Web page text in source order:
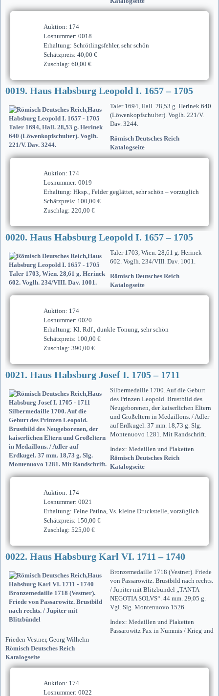
Auktion: 174
Losnummer: 0018
Erhaltung: Schrötlingsfehler, sehr schön
Schätzpreis: 40,00 €
Zuschlag: 60,00 €
0019. Haus Habsburg Leopold I. 1657 – 1705
Taler 1694, Hall. 28,53 g. Herinek 640
(Löwenkopfschulter). Voglh. 221/V.
Dav. 3244.
Römisch Deutsches Reich
Katalogseite
Auktion: 174
Losnummer: 0019
Erhaltung: Hksp., Felder geglättet, sehr schön – vorzüglich
Schätzpreis: 100,00 €
Zuschlag: 220,00 €
0020. Haus Habsburg Leopold I. 1657 – 1705
Taler 1703, Wien. 28,61 g. Herinek
602. Voglh. 234/VIII. Dav. 1001.
Römisch Deutsches Reich
Katalogseite
Auktion: 174
Losnummer: 0020
Erhaltung: Kl. Rdf., dunkle Tönung, sehr schön
Schätzpreis: 100,00 €
Zuschlag: 390,00 €
0021. Haus Habsburg Josef I. 1705 – 1711
Silbermedaille 1700. Auf die Geburt
des Prinzen Leopold. Brustbild des
Neugeborenen, der kaiserlichen Eltern
und Großeltern in Medaillons. / Adler
auf Erdkugel. 37 mm. 18,73 g. Slg.
Montenuovo 1281. Mit Randschrift.
Index: Medaillen und Plaketten
Römisch Deutsches Reich
Katalogseite
Auktion: 174
Losnummer: 0021
Erhaltung: Feine Patina, Vs. kleine Druckstelle, vorzüglich
Schätzpreis: 150,00 €
Zuschlag: 525,00 €
0022. Haus Habsburg Karl VI. 1711 – 1740
Bronzemedaille 1718 (Vestner). Friede
von Passarowitz. Brustbild nach rechts.
/ Jupiter mit Blitzbündel „TANTA
NEGOTIA SOLVS“. 44 mm. 29,05 g.
Vgl. Slg. Montenuovo 1526
Index: Medaillen und Plaketten
Passarowitz Pax in Nummis / Krieg und
Frieden Vestner, Georg Wilhelm
Römisch Deutsches Reich
Katalogseite
Auktion: 174
Losnummer: 0022